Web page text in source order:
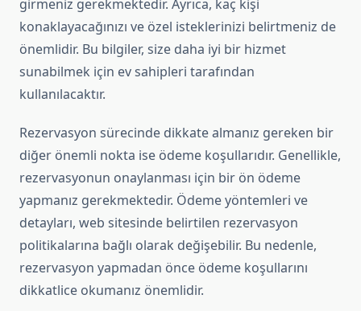
girmeniz gerekmektedir. Ayrıca, kaç kişi
konaklayacağınızı ve özel isteklerinizi belirtmeniz de
önemlidir. Bu bilgiler, size daha iyi bir hizmet
sunabilmek için ev sahipleri tarafından
kullanılacaktır.
Rezervasyon sürecinde dikkate almanız gereken bir
diğer önemli nokta ise ödeme koşullarıdır. Genellikle,
rezervasyonun onaylanması için bir ön ödeme
yapmanız gerekmektedir. Ödeme yöntemleri ve
detayları, web sitesinde belirtilen rezervasyon
politikalarına bağlı olarak değişebilir. Bu nedenle,
rezervasyon yapmadan önce ödeme koşullarını
dikkatlice okumanız önemlidir.